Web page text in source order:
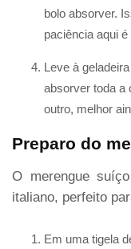
bolo absorver.
paciência aqui é
Leve à
absorver toda a
outro, melhor
Preparo do
O merengue
italiano, perfeito
Em uma tigela